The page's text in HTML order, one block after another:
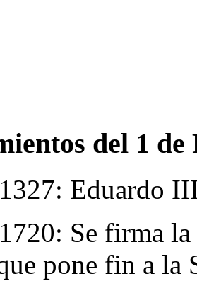
del 1 de
Eduardo
Se firma
pone fin a la